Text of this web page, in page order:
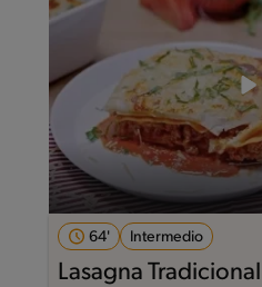
64' Intermedio
Lasagna Tradicional